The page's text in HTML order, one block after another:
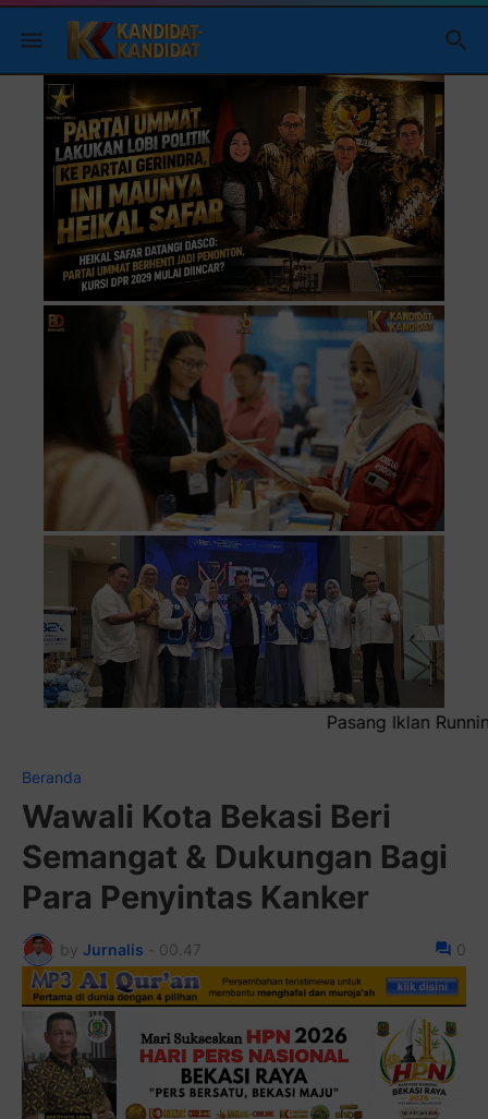
Pasang Iklan Running Text Anda di sini atau
Beranda
Wawali Kota Bekasi Beri
Semangat & Dukungan Bagi
Para Penyintas Kanker
by Jurnalis - 00.47 0